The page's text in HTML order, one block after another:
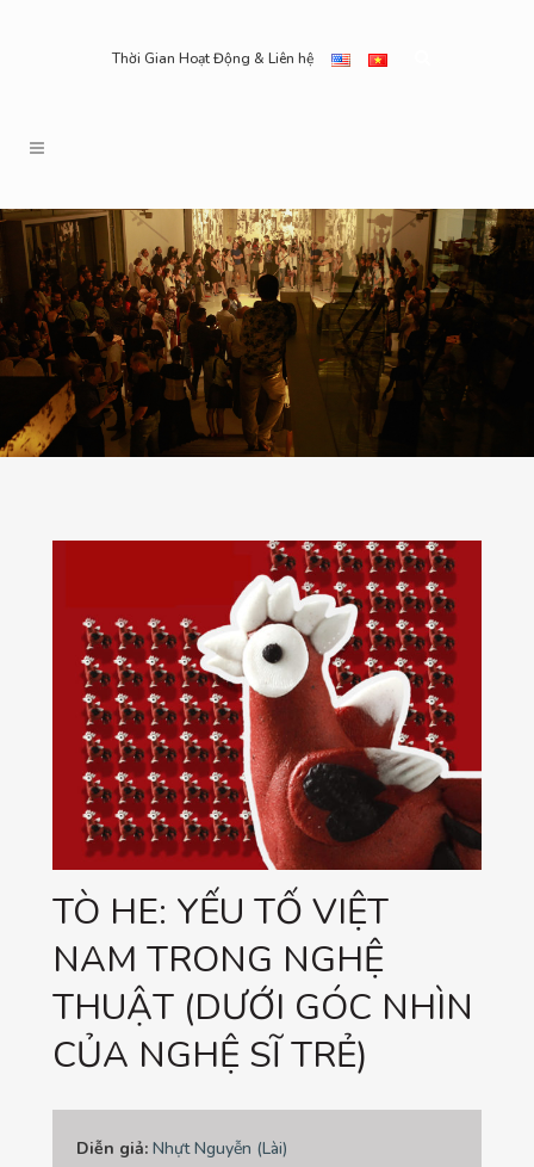
Thời Gian Hoạt Động & Liên hệ
TÒ HE: YẾU TỐ VIỆT
NAM TRONG NGHỆ
THUẬT (DƯỚI GÓC NHÌN
CỦA NGHỆ SĨ TRẺ)
Diễn giả: Nhựt Nguyễn (Lài)